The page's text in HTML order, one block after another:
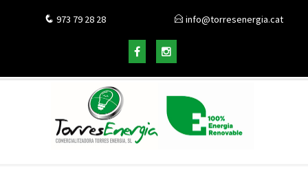
973 79 28 28 info@torresenergia.cat